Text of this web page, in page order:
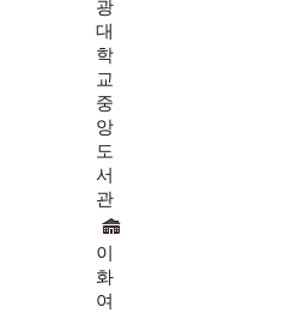
광
대
학
교
중
앙
도
서
관
이
화
여